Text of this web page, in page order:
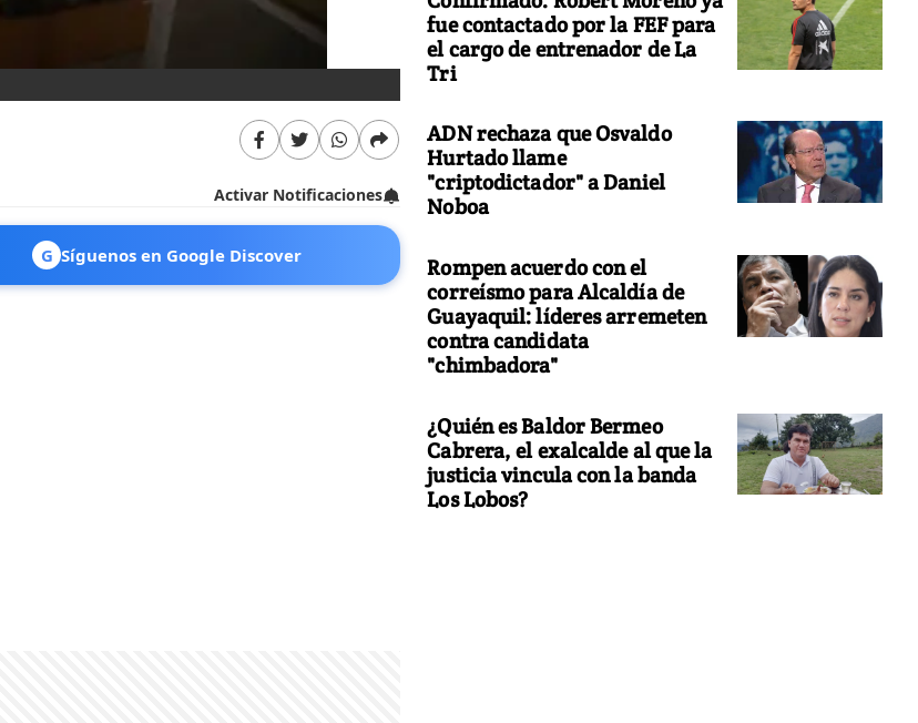
Activar Notificaciones
G Síguenos en Google Discover
fue contactado por la FEF para
el cargo de entrenador de La
Tri
ADN rechaza que Osvaldo
Hurtado llame
"criptodictador" a Daniel
Noboa
Rompen acuerdo con el
correísmo para Alcaldía de
Guayaquil: líderes arremeten
contra candidata
"chimbadora"
¿Quién es Baldor Bermeo
Cabrera, el exalcalde al que la
justicia vincula con la banda
Los Lobos?